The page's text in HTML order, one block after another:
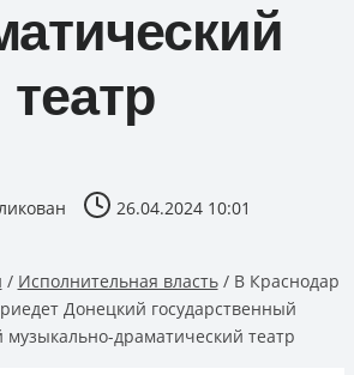
театр
26.04.2024 10:01
/ Исполнительная власть / В Краснодар
Донецкий государственный
музыкально-драматический театр